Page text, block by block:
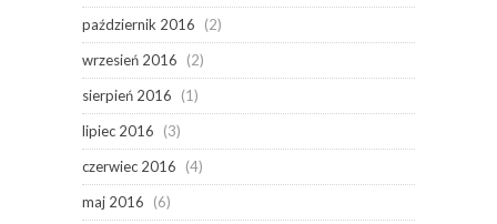
październik 2016
(2)
wrzesień 2016
(2)
sierpień 2016
(1)
lipiec 2016
(3)
czerwiec 2016
(4)
maj 2016
(6)